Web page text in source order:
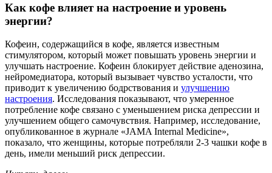
Как кофе влияет на настроение и уровень
энергии?
Кофеин, содержащийся в кофе, является известным
стимулятором, который может повышать уровень энергии и
улучшать настроение. Кофеин блокирует действие аденозина,
нейромедиатора, который вызывает чувство усталости, что
приводит к увеличению бодрствования и улучшению
настроения. Исследования показывают, что умеренное
потребление кофе связано с уменьшением риска депрессии и
улучшением общего самочувствия. Например, исследование,
опубликованное в журнале «JAMA Internal Medicine»,
показало, что женщины, которые потребляли 2-3 чашки кофе в
день, имели меньший риск депрессии.